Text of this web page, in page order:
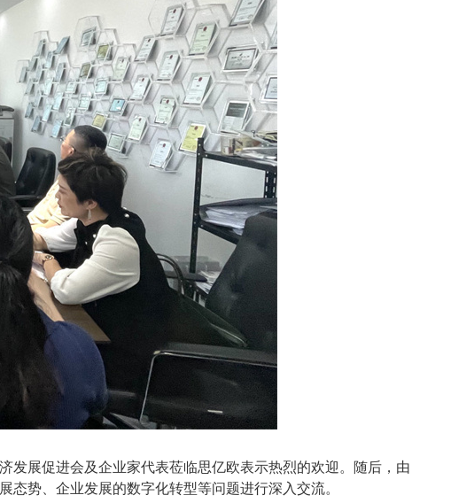
展促进会及企业家代表莅临思亿欧表示热烈的欢迎。随后，由
势、企业发展的数字化转型等问题进行深入交流。